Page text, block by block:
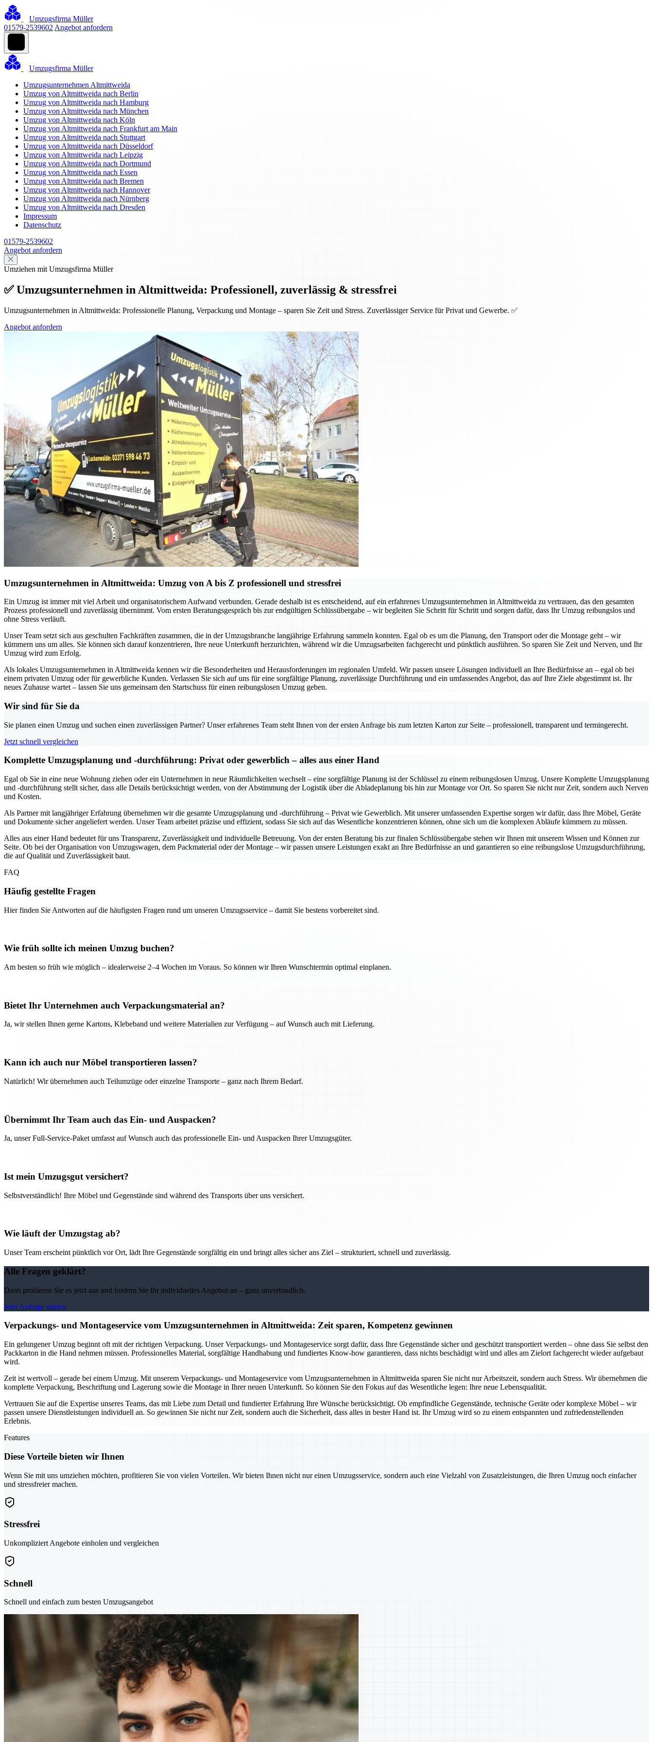
Umzugsfirma Müller
01579-2539602 Angebot anfordern
Umzugsfirma Müller
Umzugsunternehmen Altmittweida
Umzug von Altmittweida nach Berlin
Umzug von Altmittweida nach Hamburg
Umzug von Altmittweida nach München
Umzug von Altmittweida nach Köln
Umzug von Altmittweida nach Frankfurt am Main
Umzug von Altmittweida nach Stuttgart
Umzug von Altmittweida nach Düsseldorf
Umzug von Altmittweida nach Leipzig
Umzug von Altmittweida nach Dortmund
Umzug von Altmittweida nach Essen
Umzug von Altmittweida nach Bremen
Umzug von Altmittweida nach Hannover
Umzug von Altmittweida nach Nürnberg
Umzug von Altmittweida nach Dresden
Impressum
Datenschutz
01579-2539602
Angebot anfordern
Umziehen mit Umzugsfirma Müller
✅ Umzugsunternehmen in Altmittweida: Professionell, zuverlässig & stressfrei
Umzugsunternehmen in Altmittweida: Professionelle Planung, Verpackung und Montage – sparen Sie Zeit und Stress. Zuverlässiger Service für Privat und Gewerbe. ✅
Angebot anfordern
Umzugsunternehmen in Altmittweida: Umzug von A bis Z professionell und stressfrei
Ein Umzug ist immer mit viel Arbeit und organisatorischem Aufwand verbunden. Gerade deshalb ist es entscheidend, auf ein erfahrenes Umzugsunternehmen in Altmittweida zu vertrauen, das den gesamten
Prozess professionell und zuverlässig übernimmt. Vom ersten Beratungsgespräch bis zur endgültigen Schlüssübergabe – wir begleiten Sie Schritt für Schritt und sorgen dafür, dass Ihr Umzug reibungslos und
ohne Stress verläuft.
Unser Team setzt sich aus geschulten Fachkräften zusammen, die in der Umzugsbranche langjährige Erfahrung sammeln konnten. Egal ob es um die Planung, den Transport oder die Montage geht – wir
kümmern uns um alles. Sie können sich darauf konzentrieren, Ihre neue Unterkunft herzurichten, während wir die Umzugsarbeiten fachgerecht und pünktlich ausführen. So sparen Sie Zeit und Nerven, und Ihr
Umzug wird zum Erfolg.
Als lokales Umzugsunternehmen in Altmittweida kennen wir die Besonderheiten und Herausforderungen im regionalen Umfeld. Wir passen unsere Lösungen individuell an Ihre Bedürfnisse an – egal ob bei
einem privaten Umzug oder für gewerbliche Kunden. Verlassen Sie sich auf uns für eine sorgfältige Planung, zuverlässige Durchführung und ein umfassendes Angebot, das auf Ihre Ziele abgestimmt ist. Ihr
neues Zuhause wartet – lassen Sie uns gemeinsam den Startschuss für einen reibungslosen Umzug geben.
Wir sind für Sie da
Sie planen einen Umzug und suchen einen zuverlässigen Partner? Unser erfahrenes Team steht Ihnen von der ersten Anfrage bis zum letzten Karton zur Seite – professionell, transparent und termingerecht.
Jetzt schnell vergleichen
Komplette Umzugsplanung und -durchführung: Privat oder gewerblich – alles aus einer Hand
Egal ob Sie in eine neue Wohnung ziehen oder ein Unternehmen in neue Räumlichkeiten wechselt – eine sorgfältige Planung ist der Schlüssel zu einem reibungslosen Umzug. Unsere Komplette Umzugsplanung
und -durchführung stellt sicher, dass alle Details berücksichtigt werden, von der Abstimmung der Logistik über die Abladeplanung bis hin zur Montage vor Ort. So sparen Sie nicht nur Zeit, sondern auch Nerven
und Kosten.
Als Partner mit langjähriger Erfahrung übernehmen wir die gesamte Umzugsplanung und -durchführung – Privat wie Gewerblich. Mit unserer umfassenden Expertise sorgen wir dafür, dass Ihre Möbel, Geräte
und Dokumente sicher angeliefert werden. Unser Team arbeitet präzise und effizient, sodass Sie sich auf das Wesentliche konzentrieren können, ohne sich um die komplexen Abläufe kümmern zu müssen.
Alles aus einer Hand bedeutet für uns Transparenz, Zuverlässigkeit und individuelle Betreuung. Von der ersten Beratung bis zur finalen Schlüssübergabe stehen wir Ihnen mit unserem Wissen und Können zur
Seite. Ob bei der Organisation von Umzugswagen, dem Packmaterial oder der Montage – wir passen unsere Leistungen exakt an Ihre Bedürfnisse an und garantieren so eine reibungslose Umzugsdurchführung,
die auf Qualität und Zuverlässigkeit baut.
FAQ
Häufig gestellte Fragen
Hier finden Sie Antworten auf die häufigsten Fragen rund um unseren Umzugsservice – damit Sie bestens vorbereitet sind.
Wie früh sollte ich meinen Umzug buchen?
Am besten so früh wie möglich – idealerweise 2–4 Wochen im Voraus. So können wir Ihren Wunschtermin optimal einplanen.
Bietet Ihr Unternehmen auch Verpackungsmaterial an?
Ja, wir stellen Ihnen gerne Kartons, Klebeband und weitere Materialien zur Verfügung – auf Wunsch auch mit Lieferung.
Kann ich auch nur Möbel transportieren lassen?
Natürlich! Wir übernehmen auch Teilumzüge oder einzelne Transporte – ganz nach Ihrem Bedarf.
Übernimmt Ihr Team auch das Ein- und Auspacken?
Ja, unser Full-Service-Paket umfasst auf Wunsch auch das professionelle Ein- und Auspacken Ihrer Umzugsgüter.
Ist mein Umzugsgut versichert?
Selbstverständlich! Ihre Möbel und Gegenstände sind während des Transports über uns versichert.
Wie läuft der Umzugstag ab?
Unser Team erscheint pünktlich vor Ort, lädt Ihre Gegenstände sorgfältig ein und bringt alles sicher ans Ziel – strukturiert, schnell und zuverlässig.
Alle Fragen geklärt?
Dann probieren Sie es jetzt aus und fordern Sie Ihr individuelles Angebot an – ganz unverbindlich.
Jetzt Anfrage starten
Verpackungs- und Montageservice vom Umzugsunternehmen in Altmittweida: Zeit sparen, Kompetenz gewinnen
Ein gelungener Umzug beginnt oft mit der richtigen Verpackung. Unser Verpackungs- und Montageservice sorgt dafür, dass Ihre Gegenstände sicher und geschützt transportiert werden – ohne dass Sie selbst den
Packkarton in die Hand nehmen müssen. Professionelles Material, sorgfältige Handhabung und fundiertes Know-how garantieren, dass nichts beschädigt wird und alles am Zielort fachgerecht wieder aufgebaut
wird.
Zeit ist wertvoll – gerade bei einem Umzug. Mit unserem Verpackungs- und Montageservice vom Umzugsunternehmen in Altmittweida sparen Sie nicht nur Arbeitszeit, sondern auch Stress. Wir übernehmen die
komplette Verpackung, Beschriftung und Lagerung sowie die Montage in Ihrer neuen Unterkunft. So können Sie den Fokus auf das Wesentliche legen: Ihre neue Lebensqualität.
Vertrauen Sie auf die Expertise unseres Teams, das mit Liebe zum Detail und fundierter Erfahrung Ihre Wünsche berücksichtigt. Ob empfindliche Gegenstände, technische Geräte oder komplexe Möbel – wir
passen unsere Dienstleistungen individuell an. So gewinnen Sie nicht nur Zeit, sondern auch die Sicherheit, dass alles in bester Hand ist. Ihr Umzug wird so zu einem entspannten und zufriedenstellenden
Erlebnis.
Features
Diese Vorteile bieten wir Ihnen
Wenn Sie mit uns umziehen möchten, profitieren Sie von vielen Vorteilen. Wir bieten Ihnen nicht nur einen Umzugsservice, sondern auch eine Vielzahl von Zusatzleistungen, die Ihren Umzug noch einfacher
und stressfreier machen.
Stressfrei
Unkompliziert Angebote einholen und vergleichen
Schnell
Schnell und einfach zum besten Umzugsangebot